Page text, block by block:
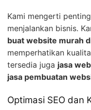
Kami mengerti
menjalankan bisnis.
buat website murah
memperhatikan
tersedia juga jasa
jasa pembuatan
Optimasi SEO dan